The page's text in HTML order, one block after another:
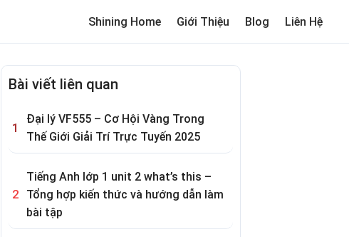
Shining Home Giới Thiệu Blog Liên Hệ
MemeReview trường cho bé
Bài viết liên quan
Đại lý VF555 – Cơ Hội Vàng Trong
Thế Giới Giải Trí Trực Tuyến 2025
Tiếng Anh lớp 1 unit 2 what’s this –
Tổng hợp kiến thức và hướng dẫn làm
bài tập